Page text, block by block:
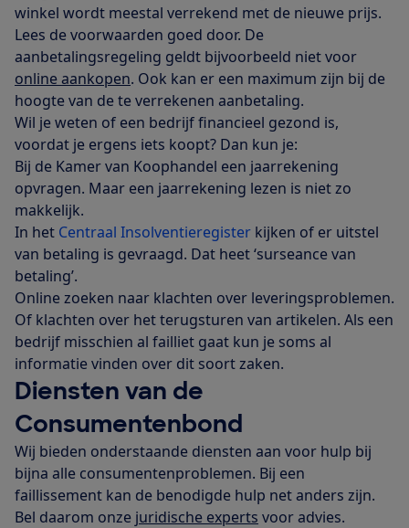
winkel wordt meestal verrekend met de nieuwe prijs.
Lees de voorwaarden goed door. De
aanbetalingsregeling geldt bijvoorbeeld niet voor
online aankopen. Ook kan er een maximum zijn bij de
hoogte van de te verrekenen aanbetaling.
Wil je weten of een bedrijf financieel gezond is,
voordat je ergens iets koopt? Dan kun je:
Bij de Kamer van Koophandel een jaarrekening
opvragen. Maar een jaarrekening lezen is niet zo
makkelijk.
In het Centraal Insolventieregister kijken of er uitstel
van betaling is gevraagd. Dat heet ‘surseance van
betaling’.
Online zoeken naar klachten over leveringsproblemen.
Of klachten over het terugsturen van artikelen. Als een
bedrijf misschien al failliet gaat kun je soms al
informatie vinden over dit soort zaken.
Diensten van de
Consumentenbond
Wij bieden onderstaande diensten aan voor hulp bij
bijna alle consumentenproblemen. Bij een
faillissement kan de benodigde hulp net anders zijn.
Bel daarom onze juridische experts voor advies.